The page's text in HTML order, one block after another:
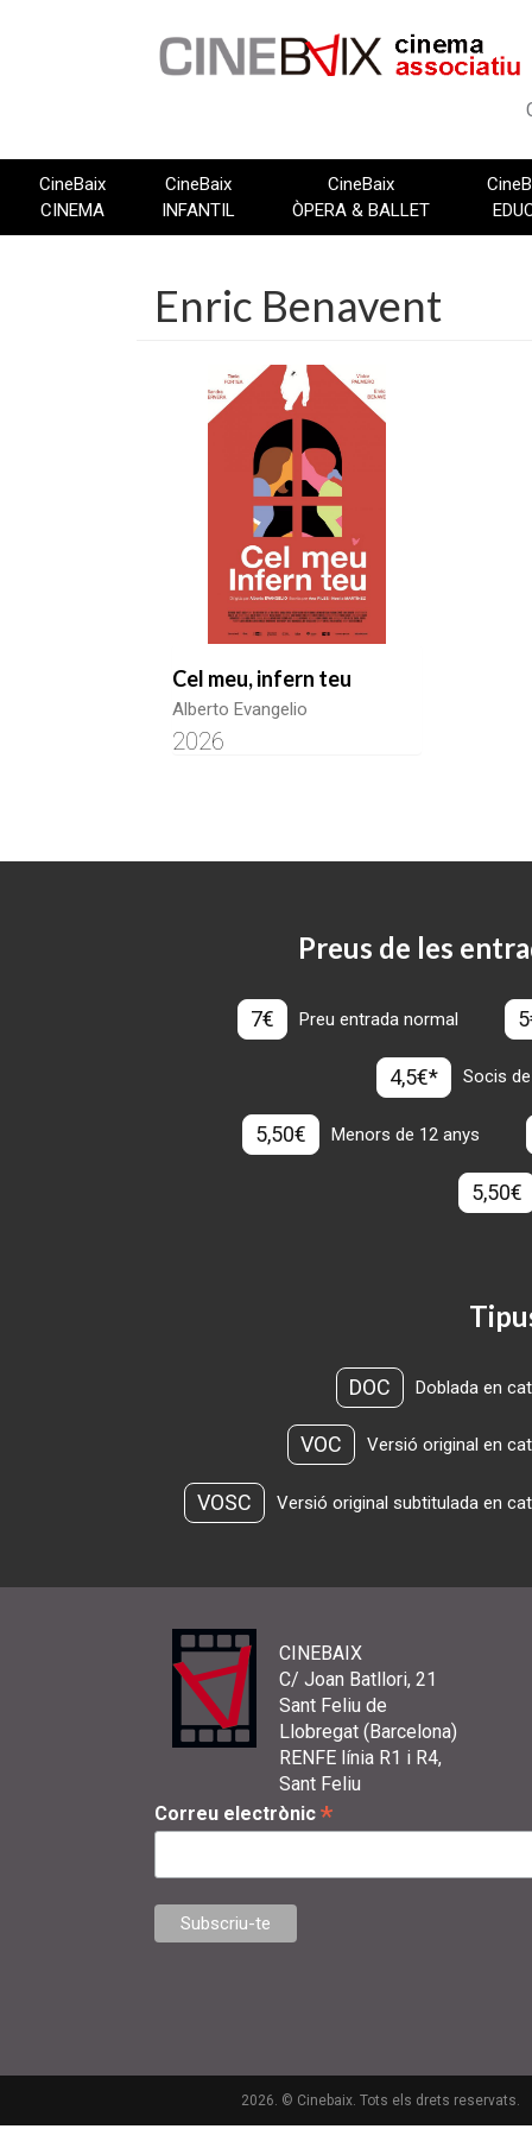
CineBaix
CINEMA
CineBaix
INFANTIL
CineBaix
ÒPERA & BALLET
Enric Benavent
Cel meu, infern teu
Alberto Evangelio
2026
Preus de les
7€ Preu entrada normal
4,5€* Socis
5,50€ Menors de 12 anys
5,50€
DOC Doblada en
VOC Versió original en
VOSC Versió original subtitulada en
CINEBAIX
C/ Joan Batllori, 21
Sant Feliu de
Llobregat (Barcelona)
RENFE línia R1 i R4,
Sant Feliu
Correu electrònic *
2026. © Cinebaix. Tots els drets reservats.